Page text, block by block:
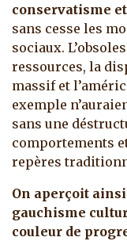
conservatisme
sans cesse les
sociaux.
ressources, la
massif et
exemple
sans une
comportements
repères
On aperçoit
gauchisme
couleur de